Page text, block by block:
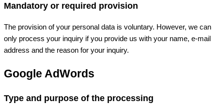
Mandatory or required provision
The provision of your personal data is voluntary. However, we can
only process your inquiry if you provide us with your name, e-mail
address and the reason for your inquiry.
Google AdWords
Type and purpose of the processing